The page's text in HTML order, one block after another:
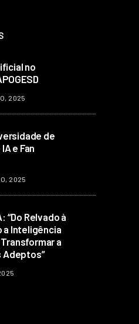
no
2025
de
e Fan
2025
“Do Relvado à
a Inteligência
a
Adeptos”